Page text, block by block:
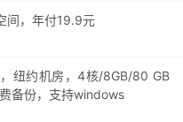
间，年付19.9元
纽约机房，4核/8GB/80 GB
备份，支持windows